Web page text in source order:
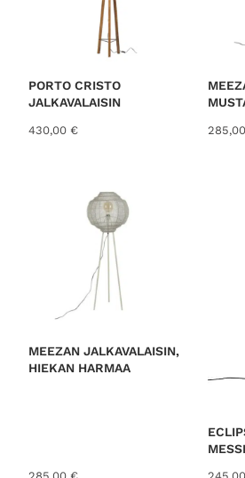
y
l
t
e
PORTO CRISTO
JALKAVALAISIN
430,00 € 285,00
MEEZAN JALKAVALAISIN,
HIEKAN HARMAA